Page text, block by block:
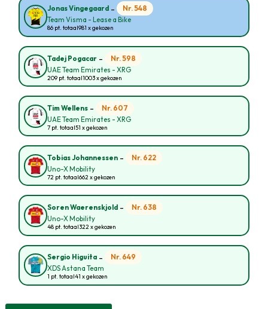
Jonas Vingegaard - Nr. 548
Team Visma - Lease a Bike
86 pt. totaal981 x gekozen
Tadej Pogacar - Nr. 598
UAE Team Emirates - XRG
209 pt. totaal1003 x gekozen
Tim Wellens - Nr. 607
UAE Team Emirates - XRG
7 pt. totaal51 x gekozen
Tobias Johannessen - Nr. 622
Uno-X Mobility
72 pt. totaal662 x gekozen
Soren Waerenskjold - Nr. 638
Uno-X Mobility
48 pt. totaal322 x gekozen
Sergio Higuita - Nr. 649
XDS Astana Team
1 pt. totaal41 x gekozen